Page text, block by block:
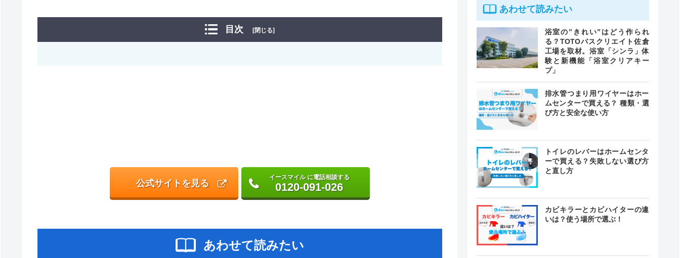
目次 [閉じる]
公式サイトを見る
イースマイル に電話相談する
0120-091-026
あわせて読みたい
あわせて読みたい
浴室の”きれい”はどう作られ
る？TOTOバスクリエイト佐倉
工場を取材。浴室「シンラ」体
験と新機能「浴室クリアキー
プ」
排水管つまり用ワイヤーはホー
ムセンターで買える？ 種類・選
び方と安全な使い方
トイレのレバーはホームセンタ
ーで買える？失敗しない選び方
と直し方
カビキラーとカビハイターの違
いは？使う場所で選ぶ！